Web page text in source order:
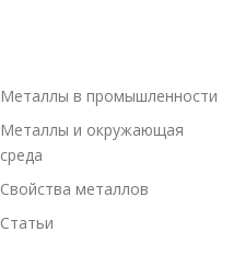
Металлы в промышленности
Металлы и окружающая
среда
Свойства металлов
Статьи